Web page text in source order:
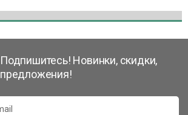
Подпишитесь! Новинки, скидки,
предложения!